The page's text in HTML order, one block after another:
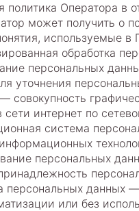
политика Оператора в
может получить о
используемые в
обработка
персональных
уточнения
совокупность
сети интернет по
система
персональных
персональных данных
или без